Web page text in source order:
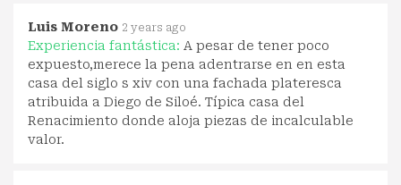
Luis Moreno 2 years ago
Experiencia fantástica: A pesar de tener poco
expuesto,merece la pena adentrarse en en esta
casa del siglo s xiv con una fachada plateresca
atribuida a Diego de Siloé. Típica casa del
Renacimiento donde aloja piezas de incalculable
valor.